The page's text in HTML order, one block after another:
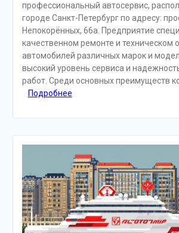
профессиональный автосервис,
городе Санкт-Петербург по адресу:
Непокорённых, 66а. Предприятие
качественном ремонте и техническом
автомобилей различных марок и
высокий уровень сервиса и
работ. Среди основных преимуществ
Подробнее